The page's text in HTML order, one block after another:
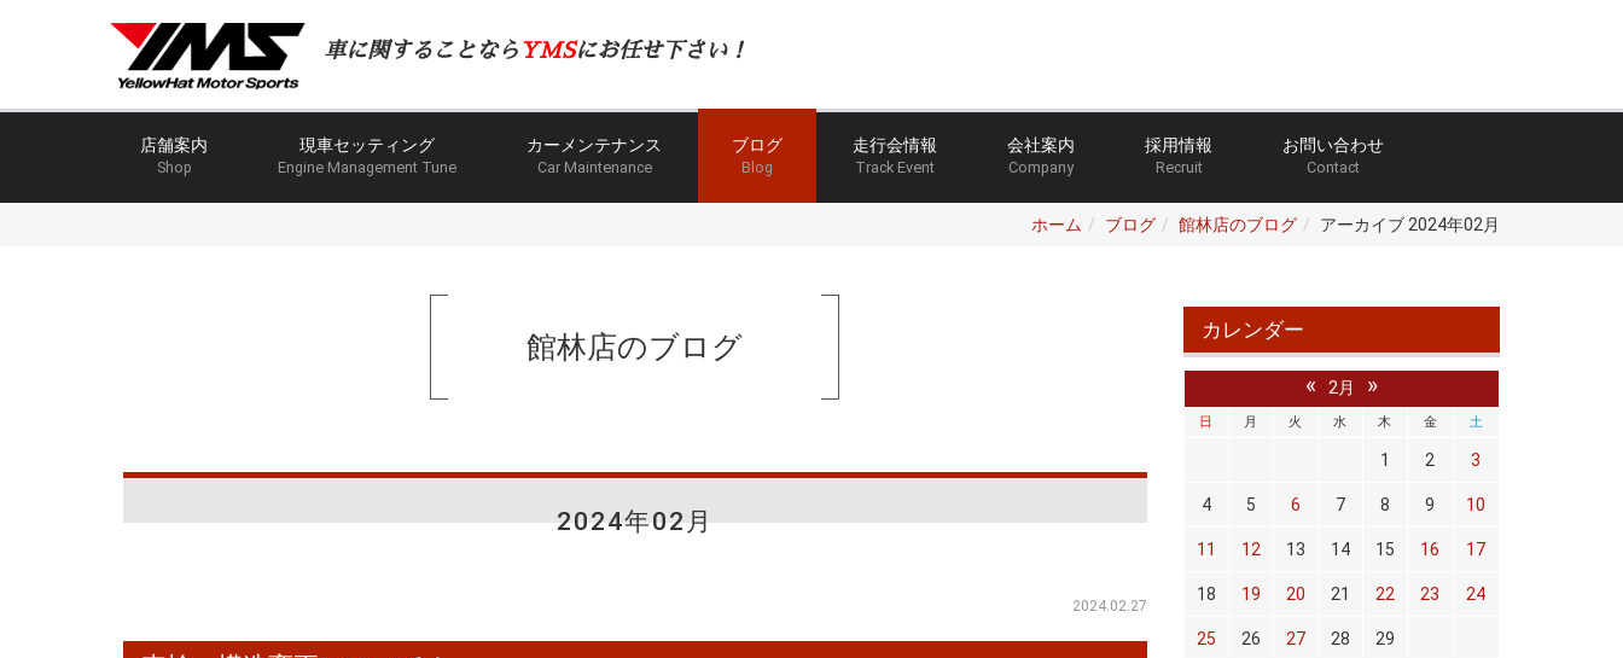
車に関することなら YMSにお任せ下さい！
店舗案内
Shop
現車セッティング
Engine Management Tune
カーメンテナンス
Car Maintenance
ブログ
Blog
走行会情報
Track Event
会社案内
Company
採用情報
Recruit
お問い合わせ
Contact
ホーム ブログ 館林店のブログ アーカイブ 2024年02月
館林店のブログ
2024年02月
2024.02.27
カレンダー
« 2月 »
日 月 火 水 木 金 土
1 2 3
4 5 6 7 8 9 10
11 12 13 14 15 16 17
18 19 20 21 22 23 24
25 26 27 28 29